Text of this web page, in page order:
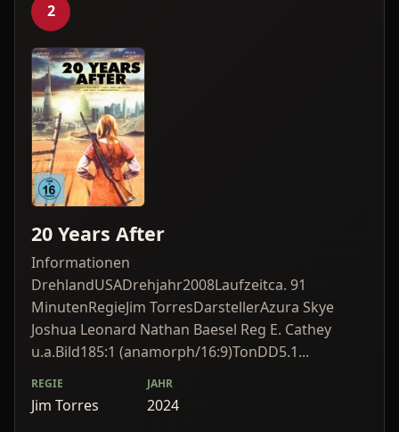
2
20 Years After
Informationen
DrehlandUSADrehjahr2008Laufzeitca. 91
MinutenRegieJim TorresDarstellerAzura Skye
Joshua Leonard Nathan Baesel Reg E. Cathey
u.a.Bild185:1 (anamorph/16:9)TonDD5.1...
REGIE
Jim Torres
JAHR
2024